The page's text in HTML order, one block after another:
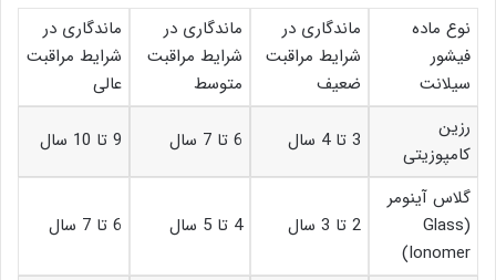
نوع ماده
فیشور
سیلانت
ماندگاری در
شرایط مراقبت
ضعیف
ماندگاری در
شرایط مراقبت
متوسط
ماندگاری در
شرایط مراقبت
عالی
رزین
کامپوزیتی
3 تا 4 سال 6 تا 7 سال 9 تا 10 سال
گلاس آینومر
(Glass
Ionomer)
2 تا 3 سال 4 تا 5 سال 6 تا 7 سال